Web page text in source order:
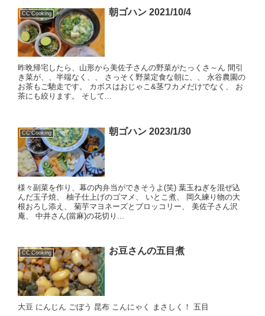
CC'Cooking 朝ゴハン 2021/10/4
昨晩帰宅したら、山形から美佐子さんの野菜がたっくさ～ん 間引
き菜が、、半端なく、、 さっそく野菜定食な朝に、、 永谷農園の
お茶もご馳走です。 カボスはおじゃこ&茎ワカメだけでなく、 お
茶にも絞ります。 そして...
CC'Cooking 朝ゴハン 2023/1/30
様々副菜を作り、幕の内弁当ができそうよ(笑) 葉玉ねぎを混ぜ込
んだ玉子焼、 柚子仕上げのゴマメ、 いとこ煮、 岡久練り物の大
根おろし添え、 菊芋マヨネーズとブロッコリー、 美佐子さん沢
庵、 中井さん(當麻)の花切り...
CC'Cooking お豆さんの五目煮
大豆 にんじん ごぼう 昆布 こんにゃく まさしく！ 五目